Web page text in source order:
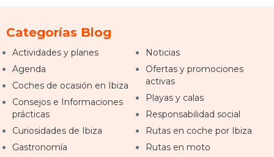
Categorías Blog
Actividades y planes
Agenda
Coches de ocasión en Ibiza
Consejos e Informaciones
prácticas
Curiosidades de Ibiza
Gastronomía
Noticias
Ofertas y promociones
activas
Playas y calas
Responsabilidad social
Rutas en coche por Ibiza
Rutas en moto